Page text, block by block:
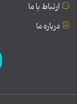
ارتباط با ما
درباره ما